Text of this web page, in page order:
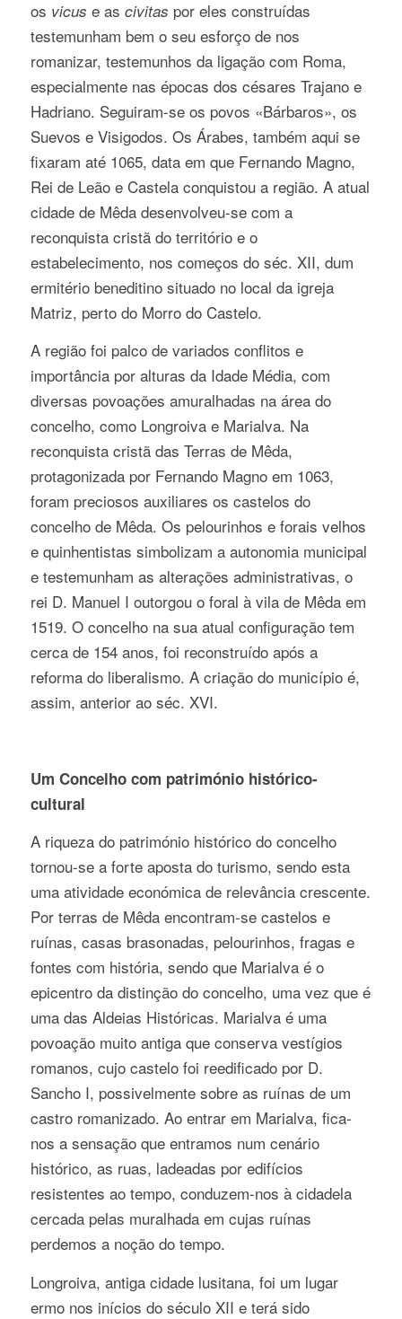
os vicus e as civitas por eles construídas
testemunham bem o seu esforço de nos
romanizar, testemunhos da ligação com Roma,
especialmente nas épocas dos césares Trajano e
Hadriano. Seguiram-se os povos «Bárbaros», os
Suevos e Visigodos. Os Árabes, também aqui se
fixaram até 1065, data em que Fernando Magno,
Rei de Leão e Castela conquistou a região. A atual
cidade de Mêda desenvolveu-se com a
reconquista cristã do território e o
estabelecimento, nos começos do séc. XII, dum
ermitério beneditino situado no local da igreja
Matriz, perto do Morro do Castelo.
A região foi palco de variados conflitos e
importância por alturas da Idade Média, com
diversas povoações amuralhadas na área do
concelho, como Longroiva e Marialva. Na
reconquista cristã das Terras de Mêda,
protagonizada por Fernando Magno em 1063,
foram preciosos auxiliares os castelos do
concelho de Mêda. Os pelourinhos e forais velhos
e quinhentistas simbolizam a autonomia municipal
e testemunham as alterações administrativas, o
rei D. Manuel I outorgou o foral à vila de Mêda em
1519. O concelho na sua atual configuração tem
cerca de 154 anos, foi reconstruído após a
reforma do liberalismo. A criação do município é,
assim, anterior ao séc. XVI.
Um Concelho com património histórico-
cultural
A riqueza do património histórico do concelho
tornou-se a forte aposta do turismo, sendo esta
uma atividade económica de relevância crescente.
Por terras de Mêda encontram-se castelos e
ruínas, casas brasonadas, pelourinhos, fragas e
fontes com história, sendo que Marialva é o
epicentro da distinção do concelho, uma vez que é
uma das Aldeias Históricas. Marialva é uma
povoação muito antiga que conserva vestígios
romanos, cujo castelo foi reedificado por D.
Sancho I, possivelmente sobre as ruínas de um
castro romanizado. Ao entrar em Marialva, fica-
nos a sensação que entramos num cenário
histórico, as ruas, ladeadas por edifícios
resistentes ao tempo, conduzem-nos à cidadela
cercada pelas muralhada em cujas ruínas
perdemos a noção do tempo.
Longroiva, antiga cidade lusitana, foi um lugar
ermo nos inícios do século XII e terá sido